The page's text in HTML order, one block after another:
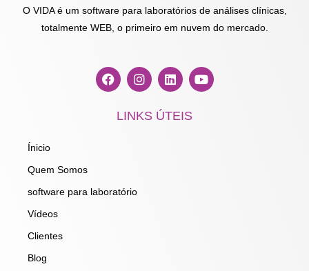
O VIDA é um software para laboratórios de análises clínicas,
totalmente WEB, o primeiro em nuvem do mercado.
F
a
I
n
t
a
L
i
k
e
Y
o
LINKS ÚTEIS
Ínicio
Quem Somos
software para laboratório
Vídeos
Clientes
Blog